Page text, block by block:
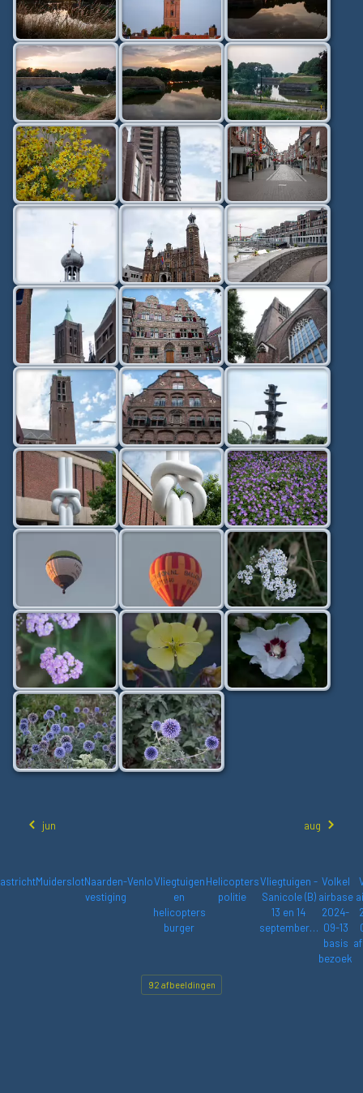
jun aug
MuiderslotNaarden-
vestiging
VenloVliegtuigen
en
helicopters
burger
Helicopters
politie
Vliegtuigen -
Sanicole (B)
13 en 14
september…
Volkel
airbase
2024-
09-13
basis
bezoek
92 afbeeldingen